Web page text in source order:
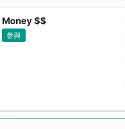
Money $$
參與